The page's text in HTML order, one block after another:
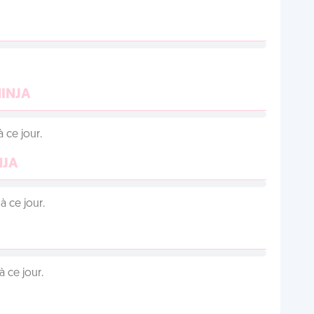
ce jour.
ce jour.
ce jour.